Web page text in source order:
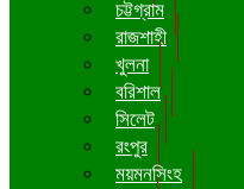
চট্টগ্রাম
রাজশাহী
খুলনা
বরিশাল
সিলেট
রংপুর
ময়মনসিংহ